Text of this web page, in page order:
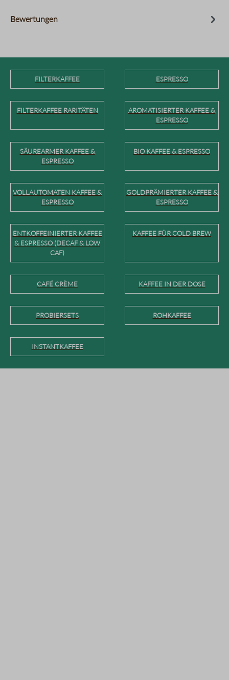
Bewertungen
FILTERKAFFEE ESPRESSO
FILTERKAFFEE RARITÄTEN
AROMATISIERTER KAFFEE &
ESPRESSO
SÄUREARMER KAFFEE &
ESPRESSO
BIO KAFFEE & ESPRESSO
VOLLAUTOMATEN KAFFEE &
ESPRESSO
GOLDPRÄMIERTER KAFFEE &
ESPRESSO
ENTKOFFEINIERTER KAFFEE
& ESPRESSO (DECAF & LOW
CAF)
KAFFEE FÜR COLD BREW
CAFÉ CRÈME KAFFEE IN DER DOSE
PROBIERSETS ROHKAFFEE
INSTANTKAFFEE